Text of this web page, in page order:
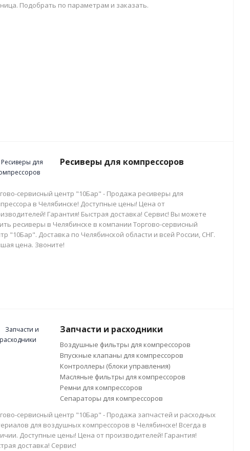
Подобрать по параметрам и заказать.
Ресиверы для компрессоров
сервисный центр "10Бар" - Продажа ресиверы для
в Челябинске! Доступные цены! Цена от
Гарантия! Быстрая доставка! Сервис! Вы можете
ресиверы в Челябинске в компании Торгово-сервисный
"10Бар". Доставка по Челябинской области и всей России, СНГ.
цена. Звоните!
Запчасти и расходники
Воздушные фильтры для компрессоров
Впускные клапаны для компрессоров
Контроллеры (блоки управления)
Масляные фильтры для компрессоров
Ремни для компрессоров
Сепараторы для компрессоров
сервисный центр "10Бар" - Продажа запчастей и расходных
для воздушных компрессоров в Челябинске! Всегда в
Доступные цены! Цена от производителей! Гарантия!
доставка! Сервис!